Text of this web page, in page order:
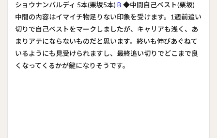
ショウナンバルディ 5本(栗坂5本) B ◆中間自己ベスト(栗坂)
中間の内容はイマイチ物足りない印象を受けます。1週前追い
切りで自己ベストをマークしましたが、キャリアも浅く、あ
まりアテにならないものだと思います。終いも伸びあぐねて
いるようにも見受けられますし、最終追い切りでどこまで良
くなってくるかが鍵になりそうです。